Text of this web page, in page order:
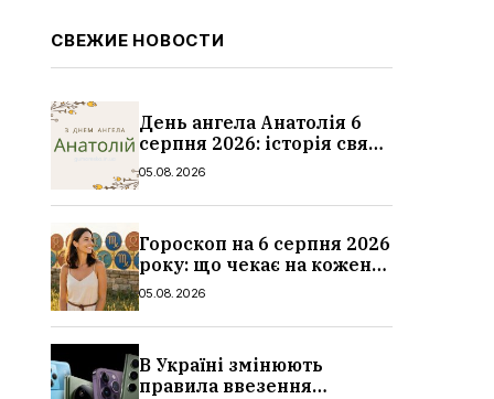
СВЕЖИЕ НОВОСТИ
День ангела Анатолія 6
серпня 2026: історія свята,
значення імені,
прозі
05.08.2026
Гороскоп на 6 серпня 2026
року: що чекає на кожен
знак зодіаку
05.08.2026
В Україні змінюють
правила ввезення